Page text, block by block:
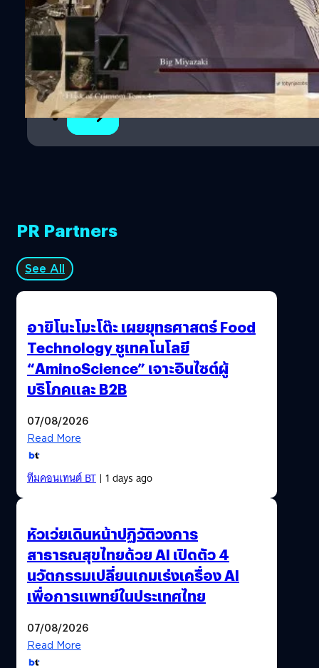
3
4
…
9
PR Partners
See All
อายิโนะโมะโต๊ะ เผยยุทธศาสตร์ Food
Technology ชูเทคโนโลยี
“AminoScience” เจาะอินไซต์ผู้
บริโภคและ B2B
07/08/2026
Read More
ทีมคอนเทนต์ BT| 1 days ago
หัวเว่ยเดินหน้าปฏิวัติวงการ
สาธารณสุขไทยด้วย AI เปิดตัว 4
นวัตกรรมเปลี่ยนเกมเร่งเครื่อง AI
เพื่อการแพทย์ในประเทศไทย
07/08/2026
Read More